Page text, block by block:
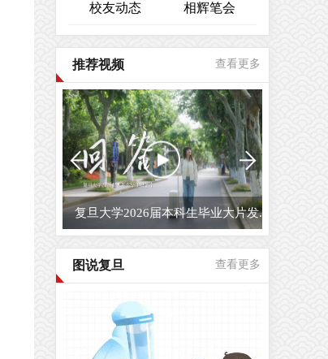
校友动态 相辉笔会
推荐视频 查看更多
复旦大学2026届本科生毕业大片发...
图说复旦 查看更多